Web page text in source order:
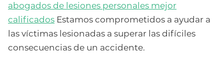
abogados de lesiones personales mejor
calificados Estamos comprometidos a ayudar a
las víctimas lesionadas a superar las difíciles
consecuencias de un accidente.